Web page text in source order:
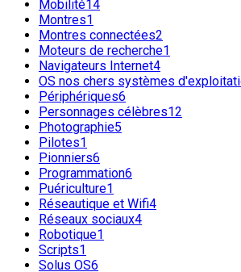
Mobilité14
Montres1
Montres connectées2
Moteurs de recherche1
Navigateurs Internet4
OS nos chers systèmes
Périphériques6
Personnages célèbres12
Photographie5
Pilotes1
Pionniers6
Programmation6
Puériculture1
Réseautique et Wifi4
Réseaux sociaux4
Robotique1
Scripts1
Solus OS6